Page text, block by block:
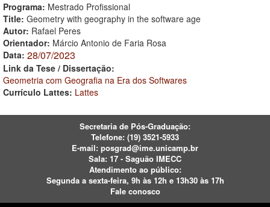
Programa: Mestrado Profissional
Title: Geometry with geography in the software age
Autor: Rafael Peres
Orientador: Márcio Antonio de Faria Rosa
Data: 28/07/2023
Link da Tese / Dissertação:
Geometria com Geografia na Era dos Softwares
Currículo Lattes: Lattes
Secretaria de Pós-Graduação:
Telefone: (19) 3521-5933
E-mail: posgrad@ime.unicamp.br
Sala: 17 - Saguão IMECC
Atendimento ao público:
Segunda a sexta-feira, 9h às 12h e 13h30 às 17h
Fale conosco